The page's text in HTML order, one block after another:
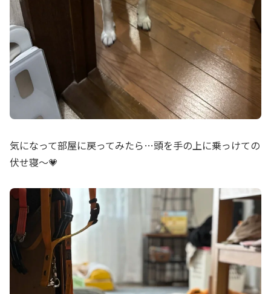
気になって部屋に戻ってみたら…頭を手の上に乗っけての
伏せ寝〜💗